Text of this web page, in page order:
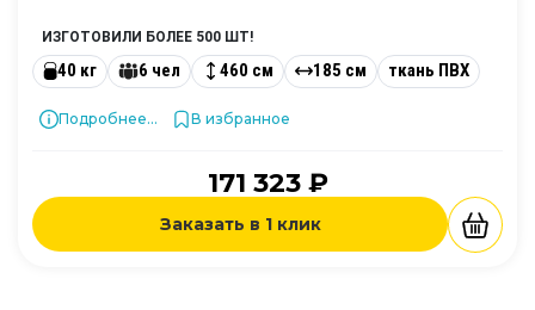
ИЗГОТОВИЛИ БОЛЕЕ 500 ШТ!
40 кг 6 чел 460 см 185 см ткань ПВХ
Подробнее... В избранное
171 323 ₽
Заказать в 1 клик